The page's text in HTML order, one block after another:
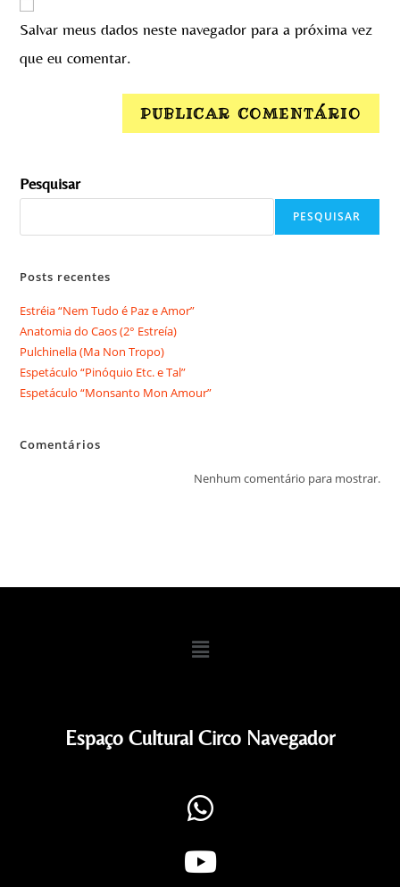
Salvar meus dados neste navegador para a próxima vez
que eu comentar.
Pesquisar
PESQUISAR
Posts recentes
Estréia “Nem Tudo é Paz e Amor”
Anatomia do Caos (2° Estreía)
Pulchinella (Ma Non Tropo)
Espetáculo “Pinóquio Etc. e Tal”
Espetáculo “Monsanto Mon Amour”
Comentários
Nenhum comentário para mostrar.
Espaço Cultural Circo Navegador